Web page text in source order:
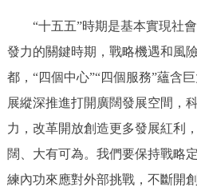
“十五五”時期是基本實現社會
發力的關鍵時期，戰略機遇和風
都，“四個中心”“四個服務”蘊含
展縱深推進打開廣闊發展空間，
力，改革開放創造更多發展紅利
闊、大有可為。我們要保持戰略
練內功來應對外部挑戰，不斷開